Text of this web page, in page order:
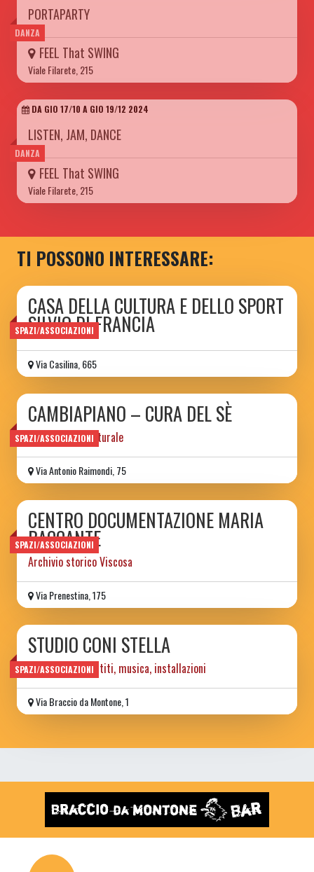
DANZA
PORTAPARTY
FEEL That SWING
Viale Filarete, 215
DANZA
DA GIO 17/10 A GIO 19/12 2024
LISTEN, JAM, DANCE
FEEL That SWING
Viale Filarete, 215
TI POSSONO INTERESSARE:
SPAZI/ASSOCIAZIONI
CASA DELLA CULTURA E DELLO SPORT
SILVIO DI FRANCIA
Via Casilina, 665
SPAZI/ASSOCIAZIONI
CAMBIAPIANO – CURA DEL SÈ
associazione culturale
Via Antonio Raimondi, 75
SPAZI/ASSOCIAZIONI
CENTRO DOCUMENTAZIONE MARIA
BACCANTE
Archivio storico Viscosa
Via Prenestina, 175
SPAZI/ASSOCIAZIONI
STUDIO CONI STELLA
idee, gioielli, vestiti, musica, installazioni
Via Braccio da Montone, 1